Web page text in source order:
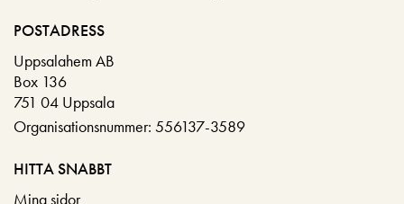
POSTADRESS
Uppsalahem AB
Box 136
751 04 Uppsala
Organisationsnummer: 556137-3589
HITTA SNABBT
Mina sidor